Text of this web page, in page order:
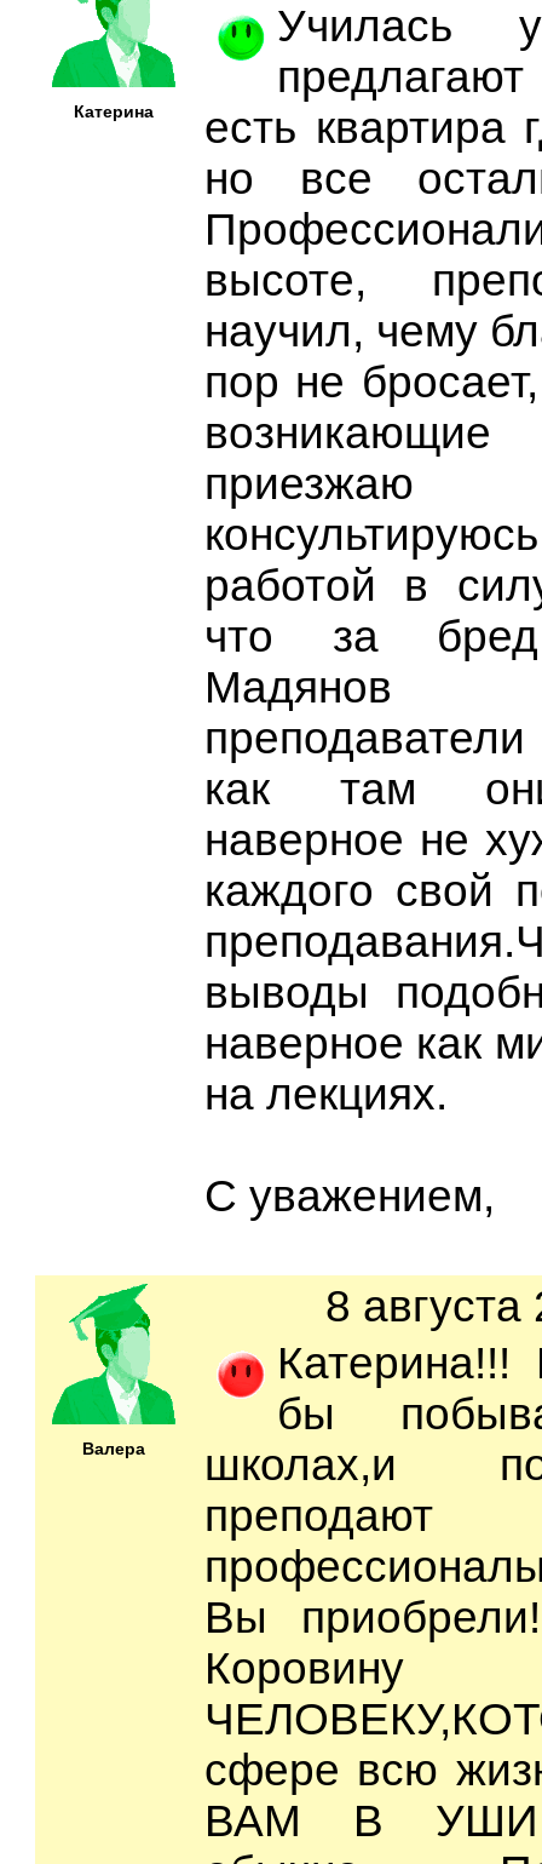
Катерина
Училась
есть квартира
но все
высоте,
научил, чему
пор не
приезжаю
работой в
что за
как там
наверное не
каждого свой
выводы
наверное как
на лекциях.
С уважением,
Валера
8
Катерина!!!
бы
школах,и
Вы
сфере всю
ВАМ В УШИ